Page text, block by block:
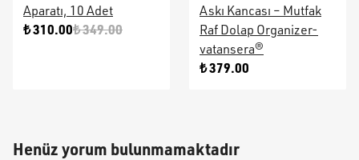
Aparatı, 10 Adet
₺ 310.00₺ 349.00
Askı Kancası – Mutfak
Raf Dolap Organizer-
vatansera®
₺ 379.00
Henüz yorum bulunmamaktadır